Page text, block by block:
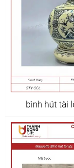
bình hút tài